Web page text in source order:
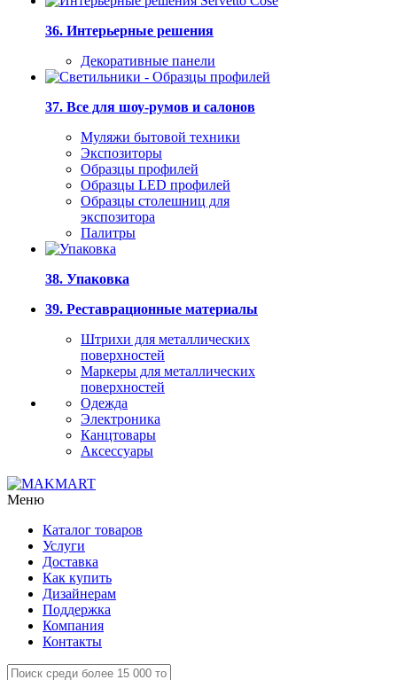
36. Интерьерные решения
Декоративные панели
37. Все для шоу-румов и салонов
Муляжи бытовой техники
Экспозиторы
Образцы профилей
Образцы LED профилей
Образцы столешниц для
экспозитора
Палитры
38. Упаковка
39. Реставрационные материалы
Штрихи для металлических
поверхностей
Маркеры для металлических
поверхностей
Одежда
Электроника
Канцтовары
Аксессуары
Меню
Каталог товаров
Услуги
Доставка
Как купить
Дизайнерам
Поддержка
Компания
Контакты